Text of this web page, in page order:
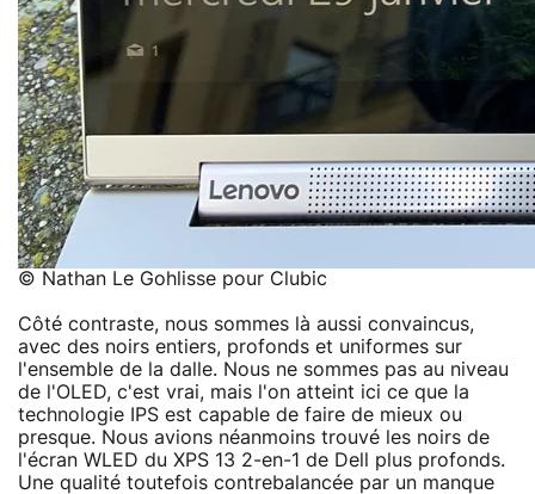
© Nathan Le Gohlisse pour Clubic
Côté contraste, nous sommes là aussi convaincus,
avec des noirs entiers, profonds et uniformes sur
l'ensemble de la dalle. Nous ne sommes pas au niveau
de l'OLED, c'est vrai, mais l'on atteint ici ce que la
technologie IPS est capable de faire de mieux ou
presque. Nous avions néanmoins trouvé les noirs de
l'écran WLED du XPS 13 2-en-1 de Dell plus profonds.
Une qualité toutefois contrebalancée par un manque